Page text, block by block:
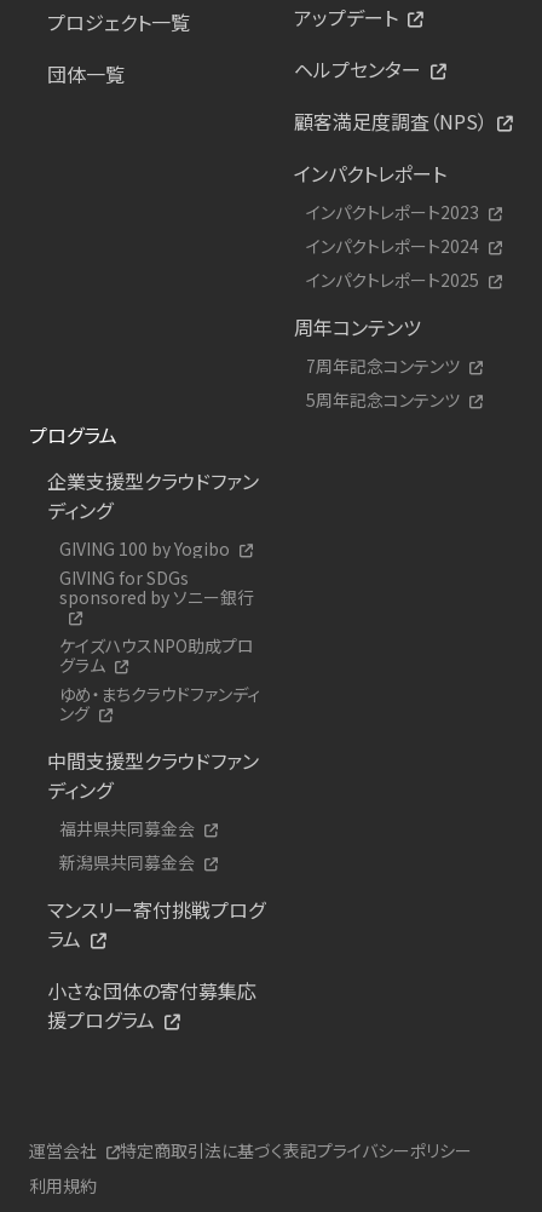
プロジェクト一覧
団体一覧
アップデート
ヘルプセンター
顧客満足度調査（NPS）
インパクトレポート
インパクトレポート2023
インパクトレポート2024
インパクトレポート2025
周年コンテンツ
7周年記念コンテンツ
5周年記念コンテンツ
プログラム
企業支援型クラウドファン
ディング
GIVING 100 by Yogibo
GIVING for SDGs
sponsored by ソニー銀行
ケイズハウスNPO助成プロ
グラム
ゆめ・まちクラウドファンディ
ング
中間支援型クラウドファン
ディング
福井県共同募金会
新潟県共同募金会
マンスリー寄付挑戦プログ
ラム
小さな団体の寄付募集応
援プログラム
運営会社 特定商取引法に基づく表記プライバシーポリシー
利用規約